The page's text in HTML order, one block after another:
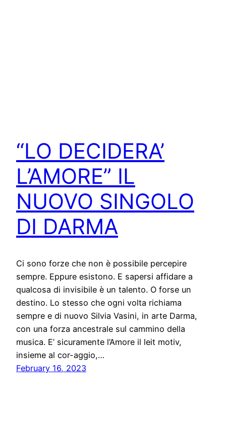
“LO DECIDERA’
L’AMORE” IL
NUOVO SINGOLO
DI DARMA
Ci sono forze che non è possibile percepire
sempre. Eppure esistono. E sapersi affidare a
qualcosa di invisibile è un talento. O forse un
destino. Lo stesso che ogni volta richiama
sempre e di nuovo Silvia Vasini, in arte Darma,
con una forza ancestrale sul cammino della
musica. E’ sicuramente l’Amore il leit motiv,
insieme al cor-aggio,…
February 16, 2023